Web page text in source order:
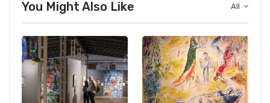
All
You Might Also Like